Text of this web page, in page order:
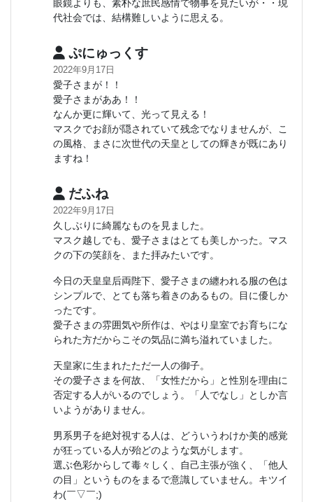
眼鏡よりも、素朴な庶民感情で物事を見たいが・・現
代社会では、結構難しいように思える。
ぷにゅっくす
2022年9月17日
愛子さまが！！
愛子さまがああ！！
なんか更に輝いて、光って見える！
マスクでお顔が隠されていて残念でなりませんが、こ
の風格、まさに次世代の天皇としての輝きが既にあり
ますね！
だふね
2022年9月17日
久しぶりに綺麗なものを見ました。
マスク越しでも、愛子さまはとても美しかった。マス
クの下の笑顔を、また拝みたいです。
今日の天皇皇后両陛下、愛子さまの纏われる服の色は
シンプルで、とても落ち着きのあるもの。目に優しか
ったです。
愛子さまの雰囲気や所作は、やはり皇室でお育ちにな
られた方だからこその気品に満ち溢れていました。
天皇家に生まれたただ一人の御子。
その愛子さまを何故、「女性だから」と性別を理由に
否定する人がいるのでしょう。「人でなし」としか言
いようがありません。
男系男子を絶対視する人は、どういうわけか美的感覚
が狂っている人が殆どのような気がします。
選ぶ色彩からして毒々しく、自己主張が強く、「他人
の目」というものをまるで意識していません。キツイ
わ(￣▽￣;)